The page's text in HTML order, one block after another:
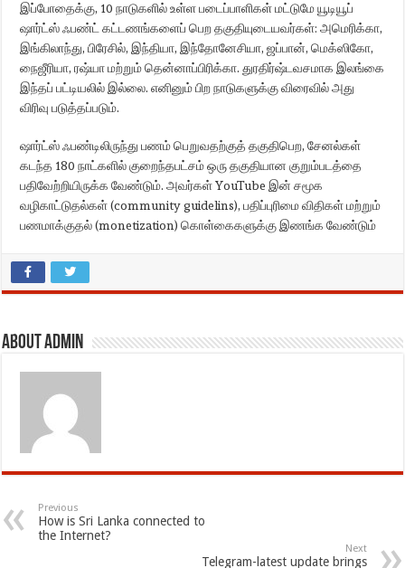
இப்போதைக்கு, 10 நாடுகளில் உள்ள படைப்பாளிகள் மட்டுமே யூடியூப்
ஷார்ட்ஸ் ஃபண்ட் கட்டணங்களைப் பெற தகுதியுடையவர்கள்: அமெரிக்கா,
இங்கிலாந்து, பிரேசில், இந்தியா, இந்தோனேசியா, ஜப்பான், மெக்ஸிகோ,
நைஜீரியா, ரஷ்யா மற்றும் தென்னாப்பிரிக்கா. துரதிர்ஷ்டவசமாக இலங்கை
இந்தப் பட்டியலில் இல்லை. எனினும் பிற நாடுகளுக்கு விரைவில் அது
விரிவு படுத்தப்படும்.
ஷார்ட்ஸ் ஃபண்டிலிருந்து பணம் பெறுவதற்குத் தகுதிபெற, சேனல்கள்
கடந்த 180 நாட்களில் குறைந்தபட்சம் ஒரு தகுதியான குறும்படத்தை
பதிவேற்றியிருக்க வேண்டும். அவர்கள் YouTube இன் சமூக
வழிகாட்டுதல்கள் (community guidelins), பதிப்புரிமை விதிகள் மற்றும்
பணமாக்குதல் (monetization) கொள்கைகளுக்கு இணங்க வேண்டும்
About admin
Previous
How is Sri Lanka connected to
the Internet?
Next
Telegram-latest update brings